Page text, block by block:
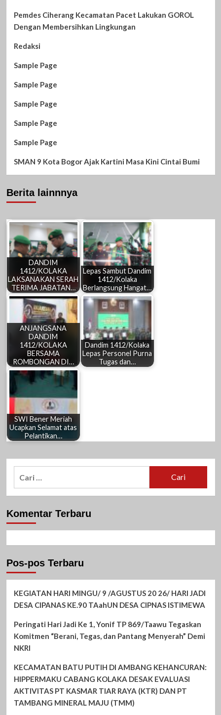
Pemdes Ciherang Kecamatan Pacet Lakukan GOROL
Dengan Membersihkan Lingkungan
Redaksi
Sample Page
Sample Page
Sample Page
Sample Page
Sample Page
SMAN 9 Kota Bogor Ajak Kartini Masa Kini Cintai Bumi
Berita lainnnya
DANDIM
1412/KOLAKA
LAKSANAKAN SERAH
TERIMA JABATAN…
Lepas Sambut Dandim
1412/Kolaka
Berlangsung Hangat…
ANJANGSANA
DANDIM
1412/KOLAKA
BERSAMA
ROMBONGAN DI…
Dandim 1412/Kolaka
Lepas Personel Purna
Tugas dan…
SWI Bener Meriah
Ucapkan Selamat atas
Pelantikan…
Komentar Terbaru
Pos-pos Terbaru
KEGIATAN HARI MINGU/ 9 /AGUSTUS 20 26/ HARI JADI
DESA CIPANAS KE.90 TAahUN DESA CIPNAS ISTIMEWA
Peringati Hari Jadi Ke 1, Yonif TP 869/Taawu Tegaskan
Komitmen “Berani, Tegas, dan Pantang Menyerah” Demi
NKRI
KECAMATAN BATU PUTIH DI AMBANG KEHANCURAN:
HIPPERMAKU CABANG KOLAKA DESAK EVALUASI
AKTIVITAS PT KASMAR TIAR RAYA (KTR) DAN PT
TAMBANG MINERAL MAJU (TMM)